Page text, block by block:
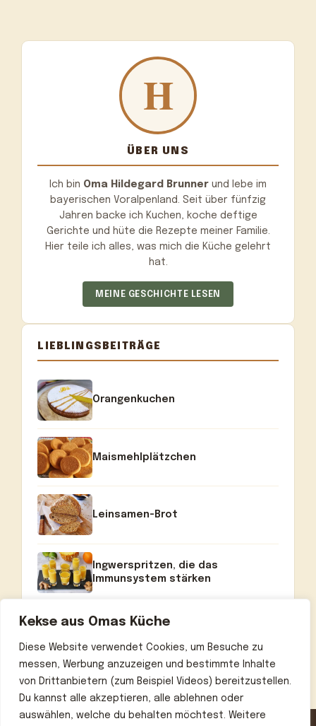
Kekse aus Omas Küche
Diese Website verwendet Cookies, um Besuche zu
messen, Werbung anzuzeigen und bestimmte Inhalte
von Drittanbietern (zum Beispiel Videos) bereitzustellen.
Du kannst alle akzeptieren, alle ablehnen oder
auswählen, welche du behalten möchtest. Weitere
ÜBER UNS
Ich bin Oma Hildegard Brunner und lebe im
bayerischen Voralpenland. Seit über fünfzig
Jahren backe ich Kuchen, koche deftige
Gerichte und hüte die Rezepte meiner Familie.
Hier teile ich alles, was mich die Küche gelehrt
hat.
MEINE GESCHICHTE LESEN
LIEBLINGSBEITRÄGE
Orangenkuchen
Maismehlplätzchen
Leinsamen-Brot
Ingwerspritzen, die das
Immunsystem stärken